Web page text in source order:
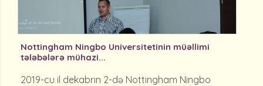
Nottingham Ningbo Universitetinin müəllimi
tələbələrə mühazi...
2019-cu il dekabrın 2-də Nottingham Ningbo